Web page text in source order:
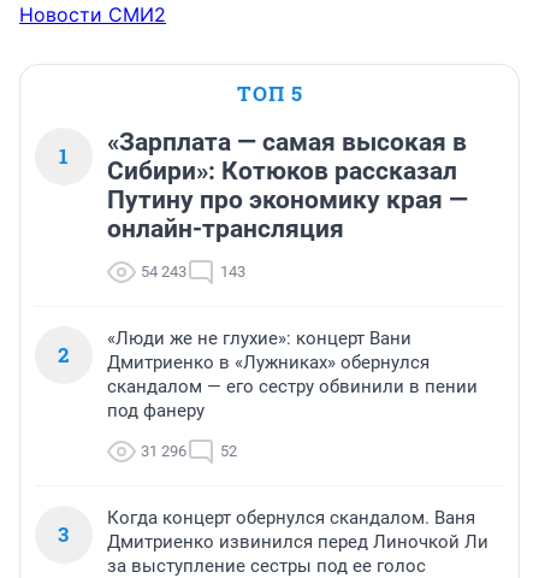
Новости СМИ2
ТОП 5
1
«Зарплата — самая высокая в
Сибири»: Котюков рассказал
Путину про экономику края —
онлайн-трансляция
54 243 143
2
«Люди же не глухие»: концерт Вани
Дмитриенко в «Лужниках» обернулся
скандалом — его сестру обвинили в пении
под фанеру
31 296 52
3
Когда концерт обернулся скандалом. Ваня
Дмитриенко извинился перед Линочкой Ли
за выступление сестры под ее голос